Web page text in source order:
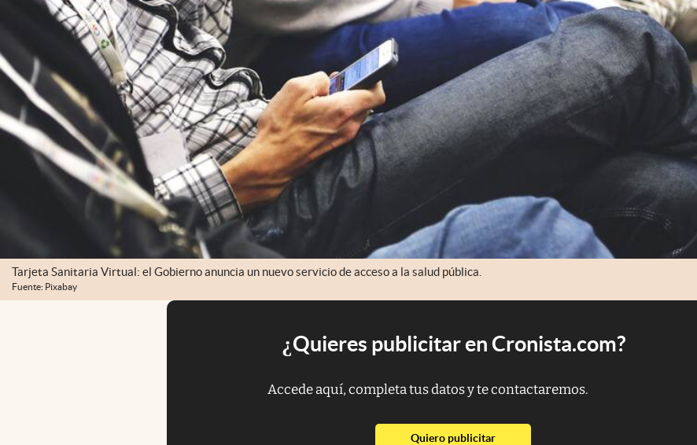
Tarjeta Sanitaria Virtual: el Gobierno anuncia un nuevo servicio de acceso a la salud pública.
Fuente: Pixabay
¿Quieres publicitar en Cronista.com?
Accede aquí, completa tus datos y te contactaremos.
Quiero publicitarabre en nueva pestaña